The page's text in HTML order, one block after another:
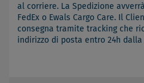
al corriere. La Spedizione
FedEx o Ewals Cargo Care. Il
consegna tramite tracking che
indirizzo di posta entro 24h dalla